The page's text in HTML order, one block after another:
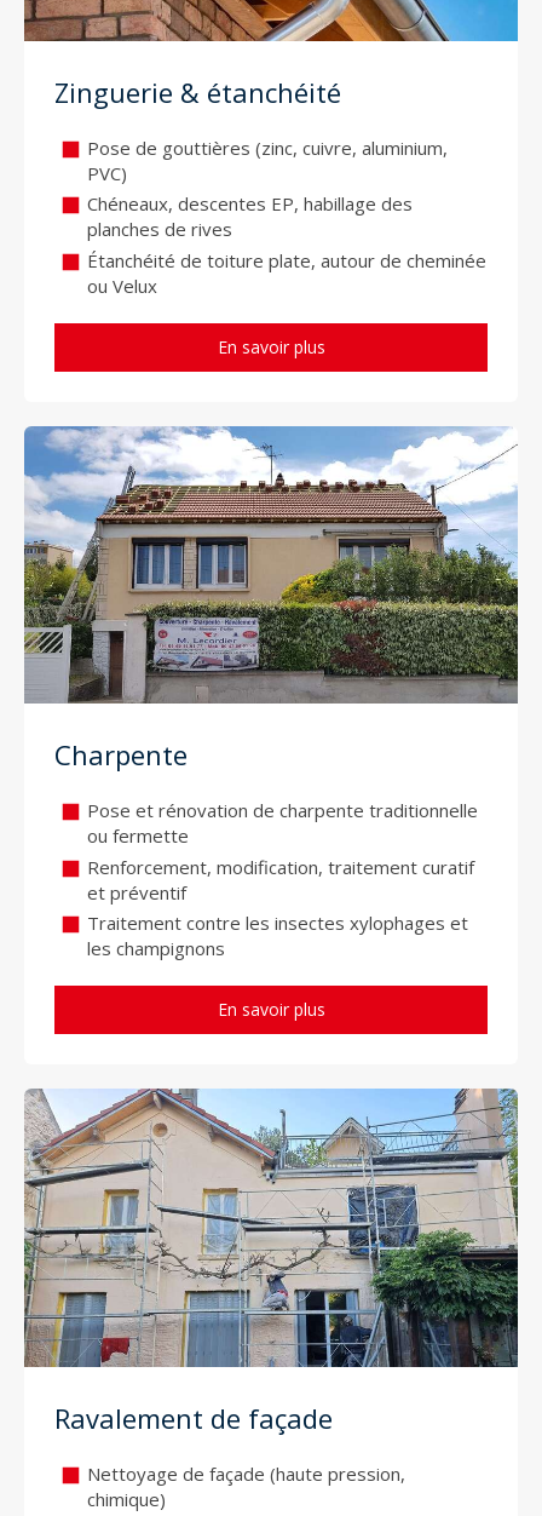
Zinguerie & étanchéité
Pose de gouttières (zinc, cuivre, aluminium,
PVC)
Chéneaux, descentes EP, habillage des
planches de rives
Étanchéité de toiture plate, autour de cheminée
ou Velux
En savoir plus
Charpente
Pose et rénovation de charpente traditionnelle
ou fermette
Renforcement, modification, traitement curatif
et préventif
Traitement contre les insectes xylophages et
les champignons
En savoir plus
Ravalement de façade
Nettoyage de façade (haute pression,
chimique)